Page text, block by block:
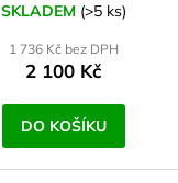
SKLADEM (>5 ks)
1 736 Kč bez DPH
2 100 Kč
DO KOŠÍKU